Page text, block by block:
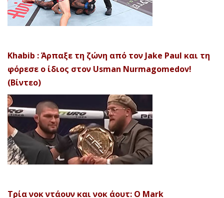
Khabib : Άρπαξε τη ζώνη από τον Jake Paul και τη
φόρεσε ο ίδιος στον Usman Nurmagomedov!
(Βίντεο)
Τρία νοκ ντάουν και νοκ άουτ: Ο Mark